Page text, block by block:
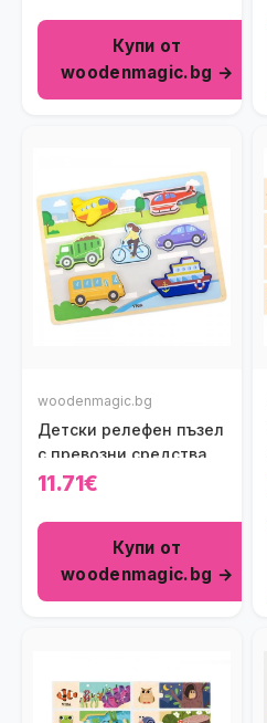
Купи от
woodenmagic.bg →
woodenmagic.bg
Детски релефен пъзел
с превозни средства
11.71€
Купи от
woodenmagic.bg →